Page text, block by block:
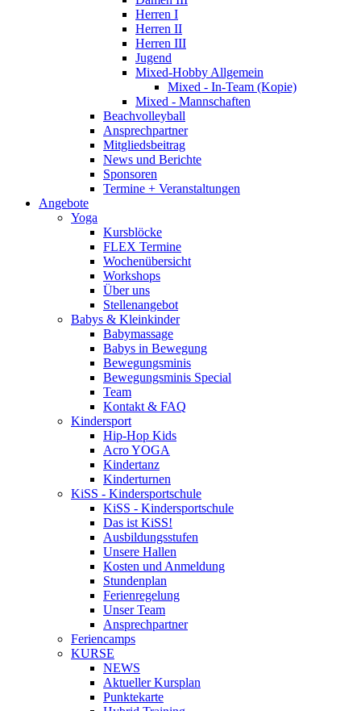
Herren I
Herren II
Herren III
Jugend
Mixed-Hobby Allgemein
Mixed - In-Team (Kopie)
Mixed - Mannschaften
Beachvolleyball
Ansprechpartner
Mitgliedsbeitrag
News und Berichte
Sponsoren
Termine + Veranstaltungen
Angebote
Yoga
Kursblöcke
FLEX Termine
Wochenübersicht
Workshops
Über uns
Stellenangebot
Babys & Kleinkinder
Babymassage
Babys in Bewegung
Bewegungsminis
Bewegungsminis Special
Team
Kontakt & FAQ
Kindersport
Hip-Hop Kids
Acro YOGA
Kindertanz
Kinderturnen
KiSS - Kindersportschule
KiSS - Kindersportschule
Das ist KiSS!
Ausbildungsstufen
Unsere Hallen
Kosten und Anmeldung
Stundenplan
Ferienregelung
Unser Team
Ansprechpartner
Feriencamps
KURSE
NEWS
Aktueller Kursplan
Punktekarte